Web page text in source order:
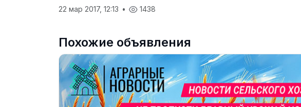
22 мар 2017, 12:13 • 1438
Похожие объявления